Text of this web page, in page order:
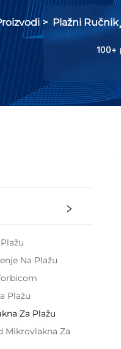
> Plažni Ručnik
Na Plažu
Plažu
Za Plažu
Mikrovlakna Za